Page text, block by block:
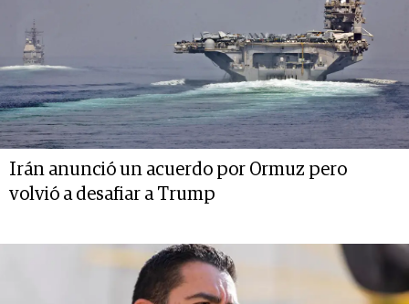
Irán anunció un acuerdo por Ormuz pero
volvió a desafiar a Trump